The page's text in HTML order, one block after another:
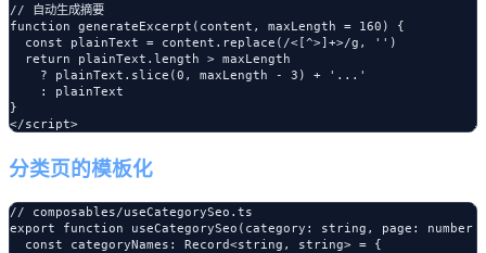
// 自动生成摘要
function generateExcerpt(content, maxLength = 160) {
  const plainText = content.replace(/<[^>]+>/g, '')
  return plainText.length > maxLength
    ? plainText.slice(0, maxLength - 3) + '...'
    : plainText
}
分类页的模板化
// composables/useCategorySeo.ts
export function useCategorySeo(category: string, page: number
  const categoryNames: Record<string, string> = {